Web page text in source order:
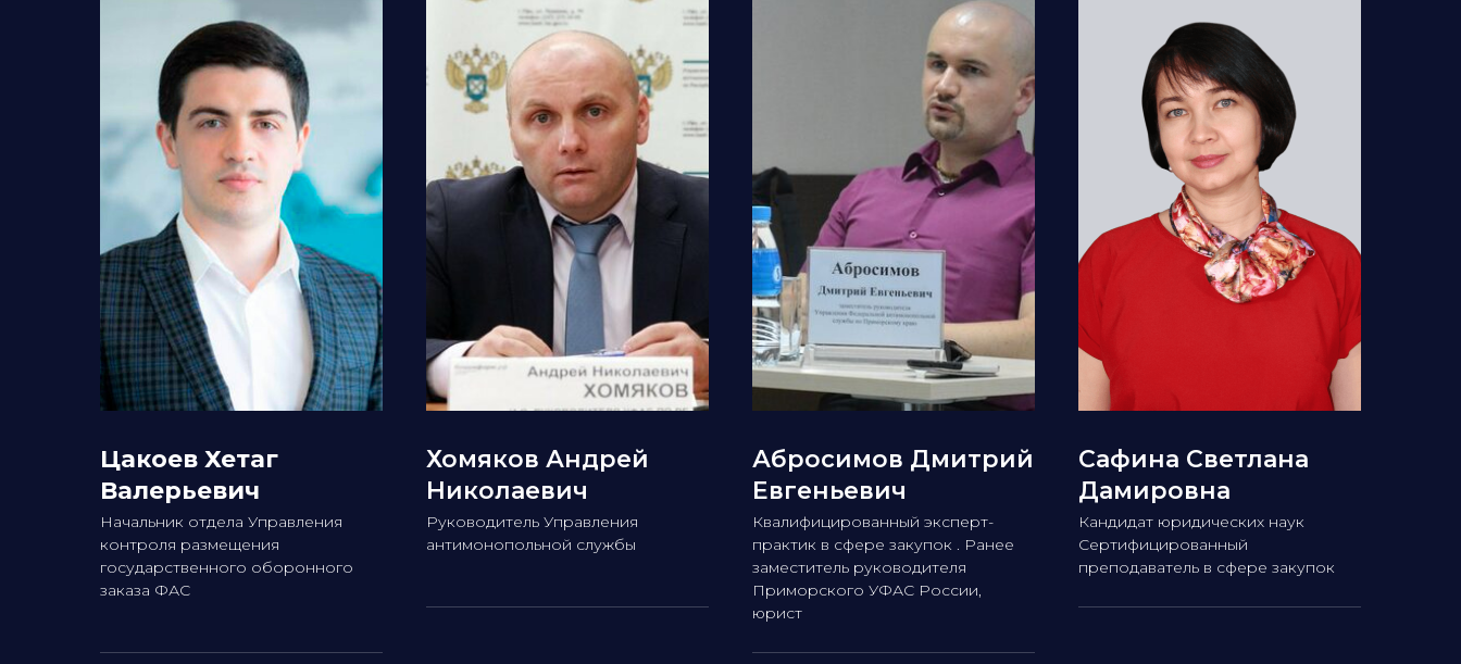
Цакоев Хетаг
Валерьевич
Начальник отдела Управления
контроля размещения
государственного оборонного
заказа ФАС
Хомяков Андрей
Николаевич
Руководитель Управления
антимонопольной службы
Абросимов Дмитрий
Евгеньевич
Квалифицированный эксперт-
практик в сфере закупок . Ранее
заместитель руководителя
Приморского УФАС России,
юрист
Сафина Светлана
Дамировна
Кандидат юридических наук
Сертифицированный
преподаватель в сфере закупок